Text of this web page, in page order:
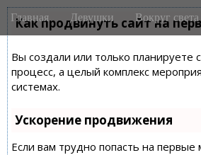
Как продвинуть сайт на
Вы создали или только планируете
процесс, а целый комплекс
системах.
Ускорение продвижения
Если вам трудно попасть на
M
a
n
m
e
n
u
i
Главная Девушки Вокруг света